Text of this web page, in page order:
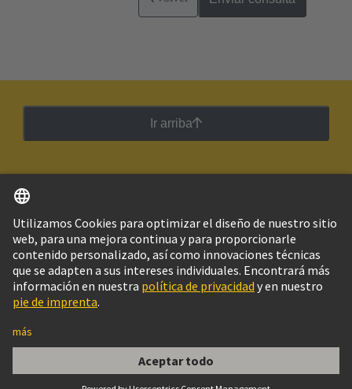
Ir arriba
Argentina Español
© Grupo Tecnológico HARTING
Configuración de cookies